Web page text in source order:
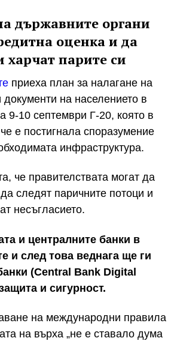
държавните органи
оценка и да
харчат парите си
приеха план за налагане на
на населението в
9-10 септември Г-20, която в
е постигнала споразумение
инфраструктура.
че правителствата могат да
следят паричните потоци и
несъгласието.
и централните банки в
и след това веднага ще ги
(Central Bank Digital
и сигурност.
на международни правила
на върха „не е ставало дума